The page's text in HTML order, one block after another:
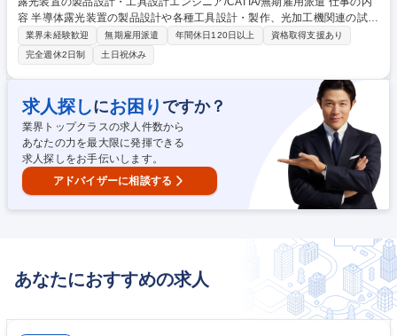
容 半導体露光装置の製品設計や各種工具設計・製作、光加工機関連の試作
開発・評価を行い、CATIAを使用した3Dモデリングを担当します。 【業
務詳細】■半導体露光装置の各種部品・ユニットの製品設計■専用工具や治
具の設計・製作、改良検討■光加工機関連の試作開発および性能評価■CAT
IAを用いた3Dモデリング、図面作成■試作時の組立サポートおよび検証結
果の反映■設計レビューや品質改善活動への参画 世界的に需要が高まる半
導体製造装置の“心臓部”となる露光装置の設計に携われる、技術者として
大きな価値を築けるポジションです。 募集職種 【熊谷】半導体露光装置
の製品設計・工具設計エンジニア/CATIA/無期雇用派遣
業界未経験歓迎 無期雇用派遣 年間休日120日以上
資格取得支援あり
完全週休2日制
土日祝休み
求人探しにお困り ですか？
業界トップクラスの求人件数から
あなたの力を最大限に発揮できる
求人探しをお手伝いします。
アドバイザーに相談する
あなたにおすすめの求人